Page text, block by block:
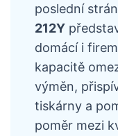
poslední
212Y
domácí i
kapacitě
výměn,
tiskárny a
poměr mezi